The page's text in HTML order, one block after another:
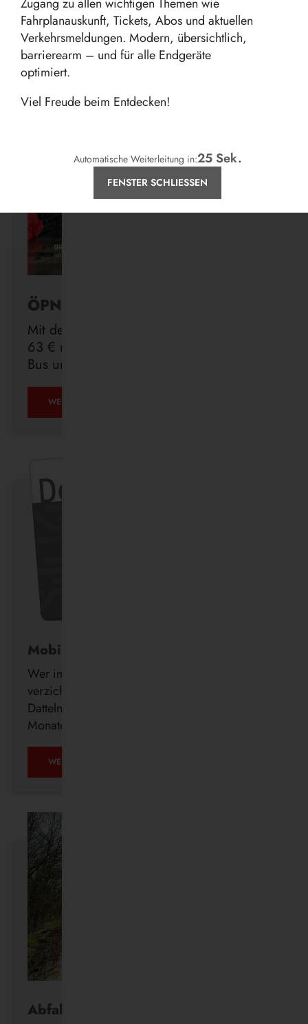
Aktuelles
ÖPNV ist, was ihr draus macht.
Mit dem Deutschlandticket sind Sie für
63 € monatlich in ganz Deutschland mit
Bus und Bahn unterwegs.
WEITERLESEN …
Mobil ohne Auto
Wer im Alter freiwillig auf seinen Führerschein
verzichtet, erhält ab sofort auch in Waltrop und
Datteln kostenlos ein DeutschlandTicket für drei
Monate.
WEITERLESEN …
Abfahrt in Echtzeit
Fahrplanauskunft, Tickets, Abos und aktuellen
Verkehrsmeldungen. Modern, übersichtlich,
barrierearm – und für alle Endgeräte
optimiert.
Viel Freude beim Entdecken!
FENSTER SCHLIESSEN
Automatische Weiterleitung in:24 Sek.